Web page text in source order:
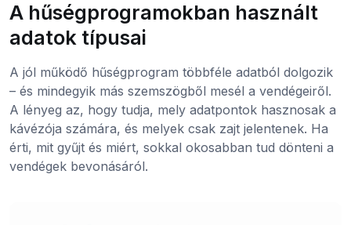
A hűségprogramokban használt
adatok típusai
A jól működő hűségprogram többféle adatból dolgozik
– és mindegyik más szemszögből mesél a vendégeiről.
A lényeg az, hogy tudja, mely adatpontok hasznosak a
kávézója számára, és melyek csak zajt jelentenek. Ha
érti, mit gyűjt és miért, sokkal okosabban tud dönteni a
vendégek bevonásáról.